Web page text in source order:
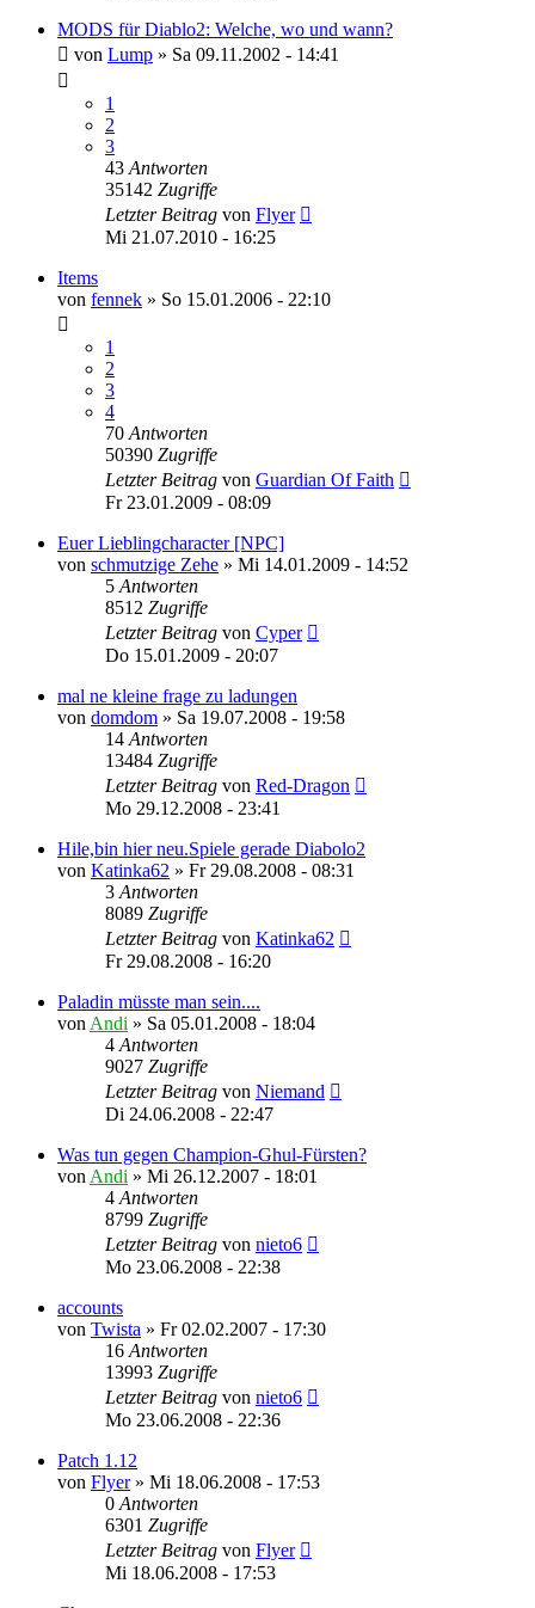
MODS für Diablo2: Welche, wo und wann?
von Lump » Sa 09.11.2002 - 14:41
1
2
3
43 Antworten
35142 Zugriffe
Letzter Beitrag von Flyer
Mi 21.07.2010 - 16:25
Items
von fennek » So 15.01.2006 - 22:10
1
2
3
4
70 Antworten
50390 Zugriffe
Letzter Beitrag von Guardian Of Faith
Fr 23.01.2009 - 08:09
Euer Lieblingcharacter [NPC]
von schmutzige Zehe » Mi 14.01.2009 - 14:52
5 Antworten
8512 Zugriffe
Letzter Beitrag von Cyper
Do 15.01.2009 - 20:07
mal ne kleine frage zu ladungen
von domdom » Sa 19.07.2008 - 19:58
14 Antworten
13484 Zugriffe
Letzter Beitrag von Red-Dragon
Mo 29.12.2008 - 23:41
Hile,bin hier neu.Spiele gerade Diabolo2
von Katinka62 » Fr 29.08.2008 - 08:31
3 Antworten
8089 Zugriffe
Letzter Beitrag von Katinka62
Fr 29.08.2008 - 16:20
Paladin müsste man sein....
von Andi » Sa 05.01.2008 - 18:04
4 Antworten
9027 Zugriffe
Letzter Beitrag von Niemand
Di 24.06.2008 - 22:47
Was tun gegen Champion-Ghul-Fürsten?
von Andi » Mi 26.12.2007 - 18:01
4 Antworten
8799 Zugriffe
Letzter Beitrag von nieto6
Mo 23.06.2008 - 22:38
accounts
von Twista » Fr 02.02.2007 - 17:30
16 Antworten
13993 Zugriffe
Letzter Beitrag von nieto6
Mo 23.06.2008 - 22:36
Patch 1.12
von Flyer» Mi 18.06.2008 - 17:53
0 Antworten
6301 Zugriffe
Letzter Beitrag von Flyer
Mi 18.06.2008 - 17:53